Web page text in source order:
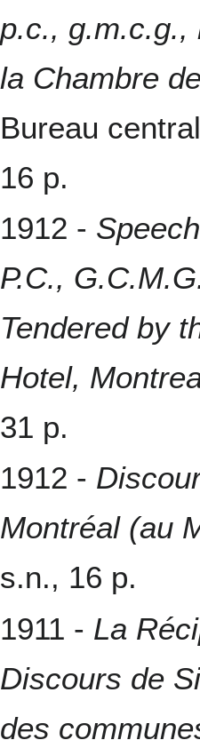
p.c., g.m.c.g.,
la Chambre
Bureau
16 p.
1912 -
P.C.,
Tendered by
Hotel,
31 p.
1912 -
Montréal (au
s.n., 16 p.
1911 - La
Discours de
des